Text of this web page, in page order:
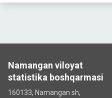
Namangan viloyat
statistika boshqarmasi
160133, Namangan sh,